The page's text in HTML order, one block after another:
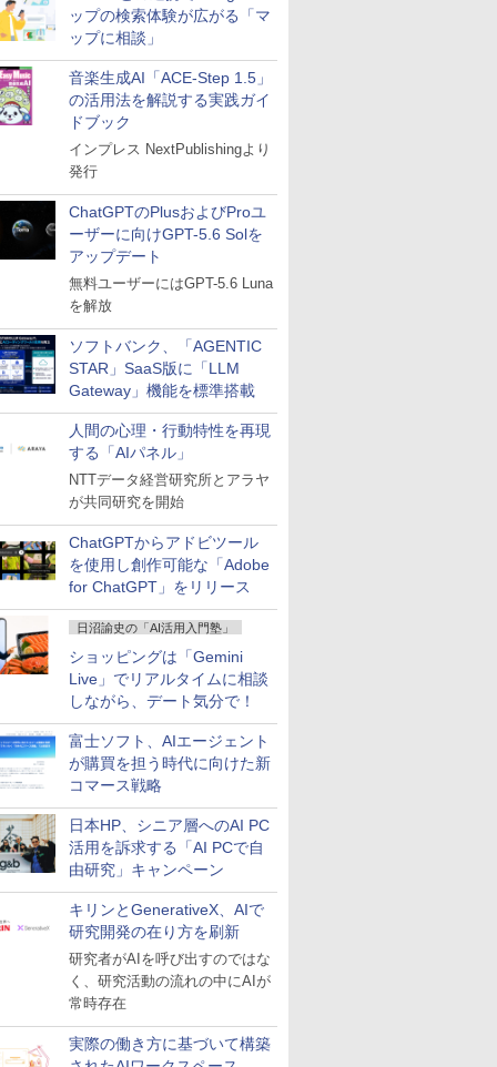
ップの検索体験が広がる「マ
ップに相談」
音楽生成AI「ACE-Step 1.5」
の活用法を解説する実践ガイ
ドブック
インプレス NextPublishingより
発行
ChatGPTのPlusおよびProユ
ーザーに向けGPT-5.6 Solを
アップデート
無料ユーザーにはGPT-5.6 Luna
を解放
ソフトバンク、「AGENTIC
STAR」SaaS版に「LLM
Gateway」機能を標準搭載
人間の心理・行動特性を再現
する「AIパネル」
NTTデータ経営研究所とアラヤ
が共同研究を開始
ChatGPTからアドビツール
を使用し創作可能な「Adobe
for ChatGPT」をリリース
日沼諭史の「AI活用入門塾」
ショッピングは「Gemini
Live」でリアルタイムに相談
しながら、デート気分で！
富士ソフト、AIエージェント
が購買を担う時代に向けた新
コマース戦略
日本HP、シニア層へのAI PC
活用を訴求する「AI PCで自
由研究」キャンペーン
キリンとGenerativeX、AIで
研究開発の在り方を刷新
研究者がAIを呼び出すのではな
く、研究活動の流れの中にAIが
常時存在
実際の働き方に基づいて構築